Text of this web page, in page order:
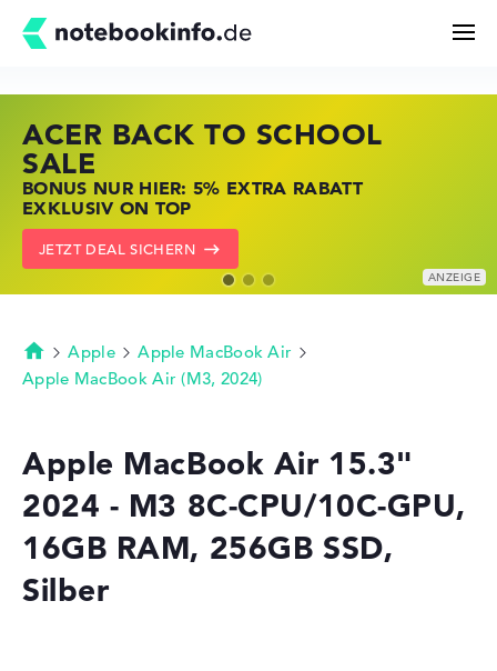
Kaufberatung
Technik & Wissen
Merkzettel
ACER BACK TO SCHOOL
SALE
BONUS NUR HIER: 5% EXTRA RABATT
EXKLUSIV ON TOP
JETZT DEAL SICHERN
HP STORE SSV DEALS
JETZT ZUGREIFEN: NOTEBOOKS BEI HP
KRÄFTIG REDUZIERT
ZU DEN HP ANGEBOTEN
LENOVO LAPTOP DEALS
NOTEBOOKS BEI LENOVO JETZT
KRÄFTIG REDUZIERT
LENOVO DEALS ZEIGEN
Startseite
Apple
Apple MacBook Air
Apple MacBook Air (M3, 2024)
Apple MacBook Air 15.3"
2024 - M3 8C-CPU/10C-GPU,
16GB RAM, 256GB SSD,
Silber